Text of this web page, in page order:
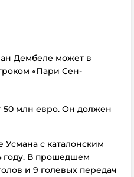
Дембеле может в
«Пари Сен-
50 млн евро. Он должен
с каталонским
году. В прошедшем
и 9 голевых передач